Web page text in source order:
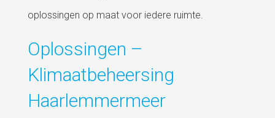
oplossingen op maat voor iedere ruimte.
Oplossingen –
Klimaatbeheersing
Haarlemmermeer